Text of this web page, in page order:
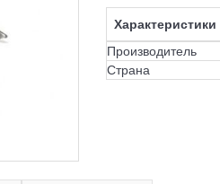
Характеристики
Производитель
Страна